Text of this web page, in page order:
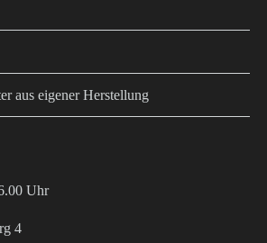
aus eigener Herstellung
Uhr
4